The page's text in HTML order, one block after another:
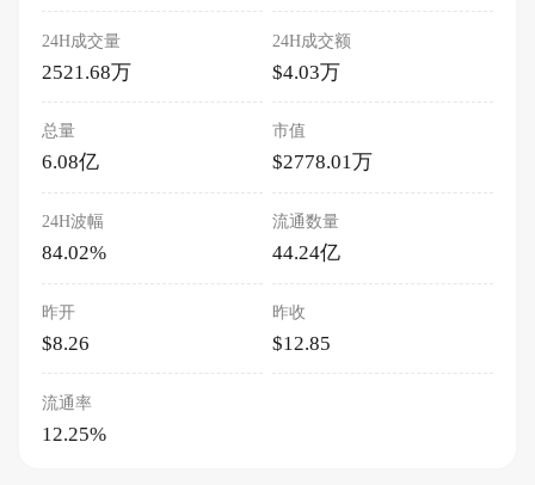
24H成交量
2521.68万
24H成交额
$4.03万
总量
6.08亿
市值
$2778.01万
24H波幅
84.02%
流通数量
44.24亿
昨开
$8.26
昨收
$12.85
流通率
12.25%